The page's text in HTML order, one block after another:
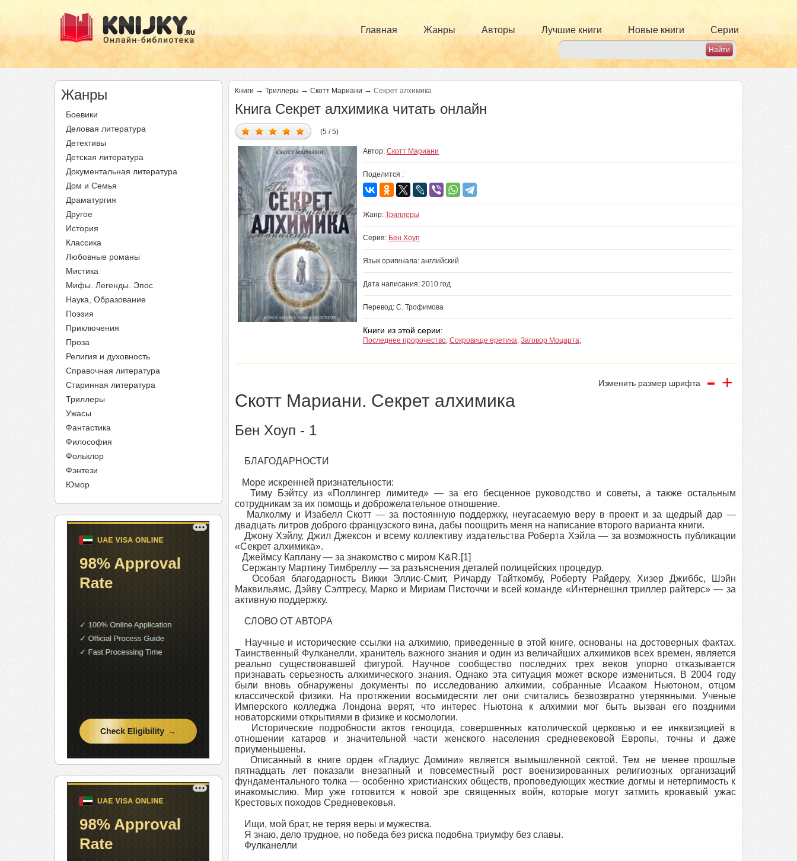
Главная Жанры Авторы Лучшие книги Новые книги Серии
Жанры
Боевики
Деловая литература
Детективы
Детская литература
Документальная литература
Дом и Семья
Драматургия
Другое
История
Классика
Любовные романы
Мистика
Мифы. Легенды. Эпос
Наука, Образование
Поэзия
Приключения
Проза
Религия и духовность
Справочная литература
Старинная литература
Триллеры
Ужасы
Фантастика
Философия
Фольклор
Фэнтези
Юмор
Книги → Триллеры → Скотт Мариани → Секрет алхимика
Книга Секрет алхимика читать онлайн
(5 / 5)
Автор: Скотт Мариани
Поделится :
Жанр: Триллеры
Серия: Бен Хоуп
Язык оригинала: английский
Дата написания: 2010 год
Перевод: С. Трофимова
Книги из этой серии:
Последнее пророчество; Сокровище еретика; Заговор Моцарта;
Изменить размер шрифта - +
Скотт Мариани. Секрет алхимика
Бен Хоуп - 1
БЛАГОДАРНОСТИ
Море искренней признательности:
Тиму Бэйтсу из «Поллингер лимитед» — за его бесценное руководство и советы, а также остальным
сотрудникам за их помощь и доброжелательное отношение.
Малколму и Изабелл Скотт — за постоянную поддержку, неугасаемую веру в проект и за щедрый дар —
двадцать литров доброго французского вина, дабы поощрить меня на написание второго варианта книги.
Джону Хэйлу, Джил Джексон и всему коллективу издательства Роберта Хэйла — за возможность публикации
«Секрет алхимика».
Джеймсу Каплану — за знакомство с миром K&R.[1]
Сержанту Мартину Тимбреллу — за разъяснения деталей полицейских процедур.
Особая благодарность Викки Эллис-Смит, Ричарду Тайткомбу, Роберту Райдеру, Хизер Джиббс, Шэйн
Маквильямс, Дэйву Сэлтресу, Марко и Мириам Писточчи и всей команде «Интернешнл триллер райтерс» — за
активную поддержку.
СЛОВО ОТ АВТОРА
Научные и исторические ссылки на алхимию, приведенные в этой книге, основаны на достоверных фактах.
Таинственный Фулканелли, хранитель важного знания и один из величайших алхимиков всех времен, является
реально существовавшей фигурой. Научное сообщество последних трех веков упорно отказывается
признавать серьезность алхимического знания. Однако эта ситуация может вскоре измениться. В 2004 году
были вновь обнаружены документы по исследованию алхимии, собранные Исааком Ньютоном, отцом
классической физики. На протяжении восьмидесяти лет они считались безвозвратно утерянными. Ученые
Имперского колледжа Лондона верят, что интерес Ньютона к алхимии мог быть вызван его поздними
новаторскими открытиями в физике и космологии.
Исторические подробности актов геноцида, совершенных католической церковью и ее инквизицией в
отношении катаров и значительной части женского населения средневековой Европы, точны и даже
приуменьшены.
Описанный в книге орден «Гладиус Домини» является вымышленной сектой. Тем не менее прошлые
пятнадцать лет показали внезапный и повсеместный рост военизированных религиозных организаций
фундаментального толка — особенно христианских обществ, проповедующих жесткие догмы и нетерпимость к
инакомыслию. Мир уже готовится к новой эре священных войн, которые могут затмить кровавый ужас
Крестовых походов Средневековья.
Ищи, мой брат, не теряя веры и мужества.
Я знаю, дело трудное, но победа без риска подобна триумфу без славы.
Фулканелли